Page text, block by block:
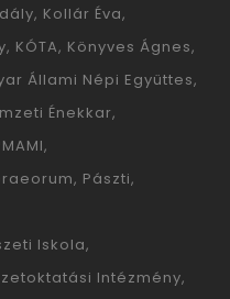
Kollár Éva
KÓTA Könyves Ágnes
Állami Népi Együttes
Énekkar
Pászti
Iskola
Intézmény